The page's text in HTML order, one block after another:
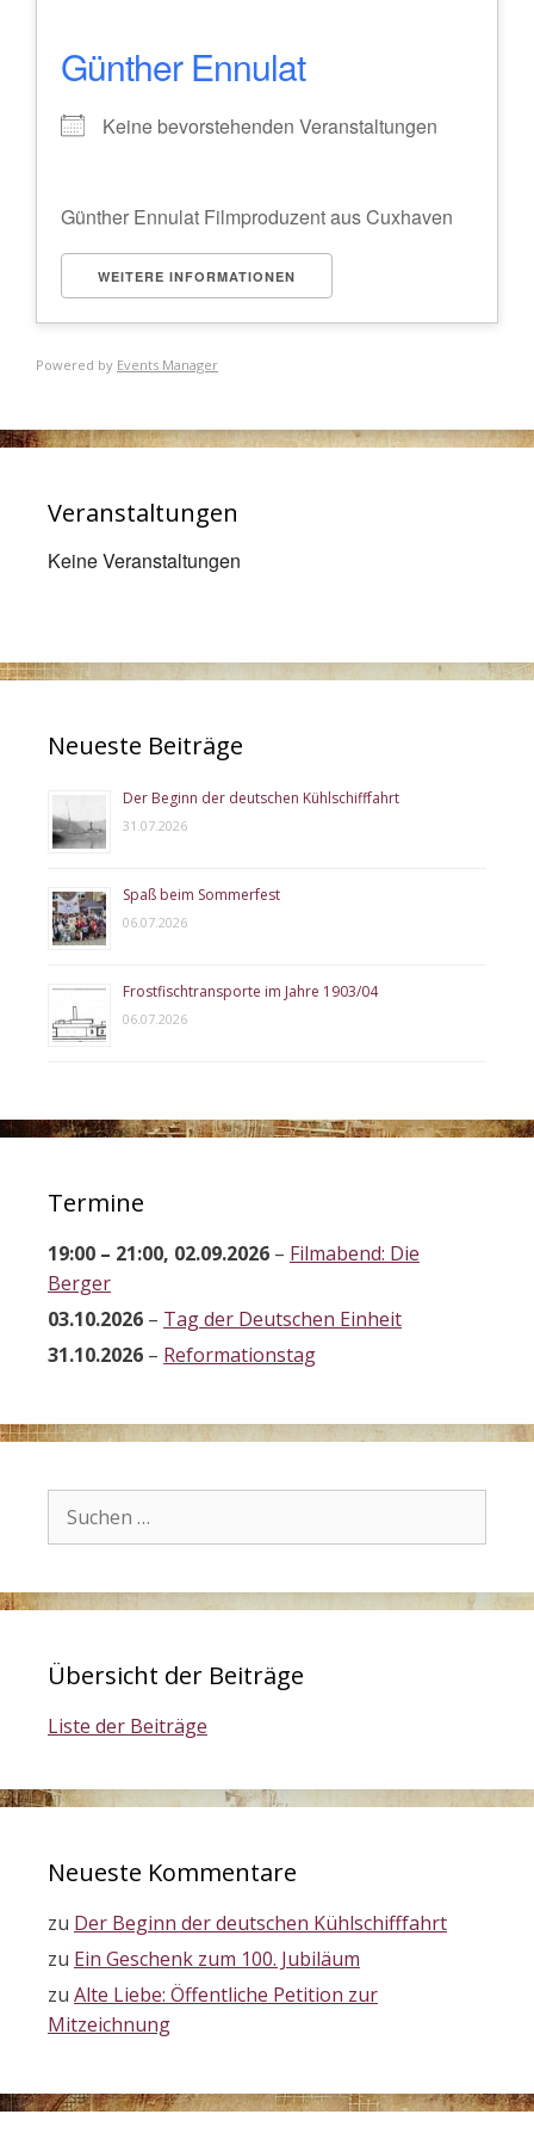
Günther Ennulat
Keine bevorstehenden Veranstaltungen
Günther Ennulat Filmproduzent aus Cuxhaven
WEITERE INFORMATIONEN
Powered by Events Manager
Veranstaltungen
Keine Veranstaltungen
Neueste Beiträge
Der Beginn der deutschen Kühlschifffahrt
31.07.2026
Spaß beim Sommerfest
06.07.2026
Frostfischtransporte im Jahre 1903/04
06.07.2026
Termine
19:00 – 21:00, 02.09.2026 – Filmabend: Die
Berger
03.10.2026 – Tag der Deutschen Einheit
31.10.2026 – Reformationstag
nach:
Übersicht der Beiträge
Liste der Beiträge
Neueste Kommentare
zu Der Beginn der deutschen Kühlschifffahrt
zu Ein Geschenk zum 100. Jubiläum
zu Alte Liebe: Öffentliche Petition zur
Mitzeichnung